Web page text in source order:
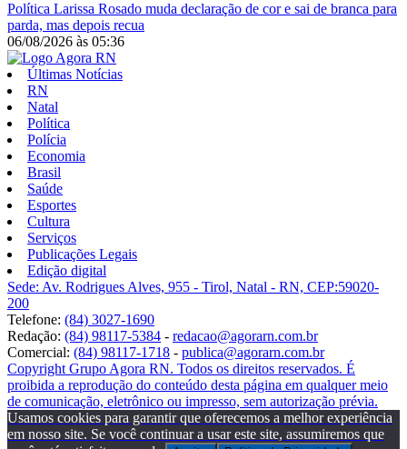
Política Larissa Rosado muda declaração de cor e sai de branca para
parda, mas depois recua
06/08/2026 às 05:36
Últimas Notícias
RN
Natal
Política
Polícia
Economia
Brasil
Saúde
Esportes
Cultura
Serviços
Publicações Legais
Edição digital
Sede: Av. Rodrigues Alves, 955 - Tirol, Natal - RN, CEP:59020-
200
Telefone: (84) 3027-1690
Redação: (84) 98117-5384 - redacao@agorarn.com.br
Comercial: (84) 98117-1718 - publica@agorarn.com.br
Copyright Grupo Agora RN. Todos os direitos reservados. É
proibida a reprodução do conteúdo desta página em qualquer meio
de comunicação, eletrônico ou impresso, sem autorização prévia.
Usamos cookies para garantir que oferecemos a melhor experiência
em nosso site. Se você continuar a usar este site, assumiremos que